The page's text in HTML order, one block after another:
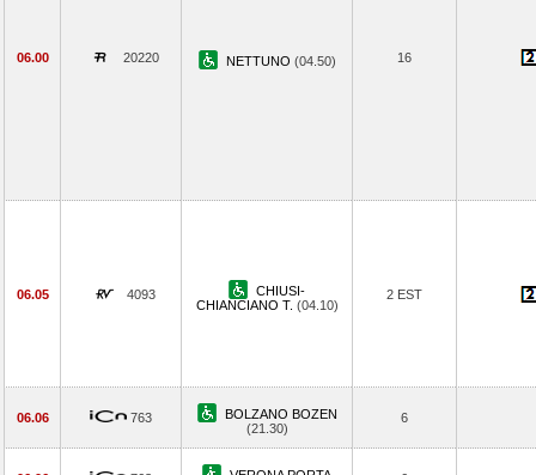
06.00 20220 NETTUNO (04.50) 16
06.05 4093
CHIUSI-
CHIANCIANO T. (04.10)
2 EST
06.06 763
BOLZANO BOZEN
(21.30)
6